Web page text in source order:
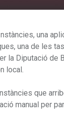
una
una de les
la Diputació de
local.
que
manual per